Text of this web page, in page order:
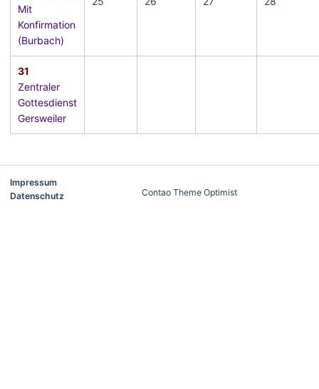
Mit
Konfirmation
(Burbach)
31
Zentraler
Gottesdienst
Gersweiler
Impressum
Datenschutz
Contao Theme Optimist